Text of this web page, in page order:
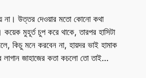
না। উত্তর দেওয়ার মতো কোনো কথা
মুহূর্ত চুপ করে থাকে, তারপর হাসিটা
কিচু মনে করবেন না, হায়দর ভাই হামাক
লাগান জাহাজের কতা কচলো তো তাই…